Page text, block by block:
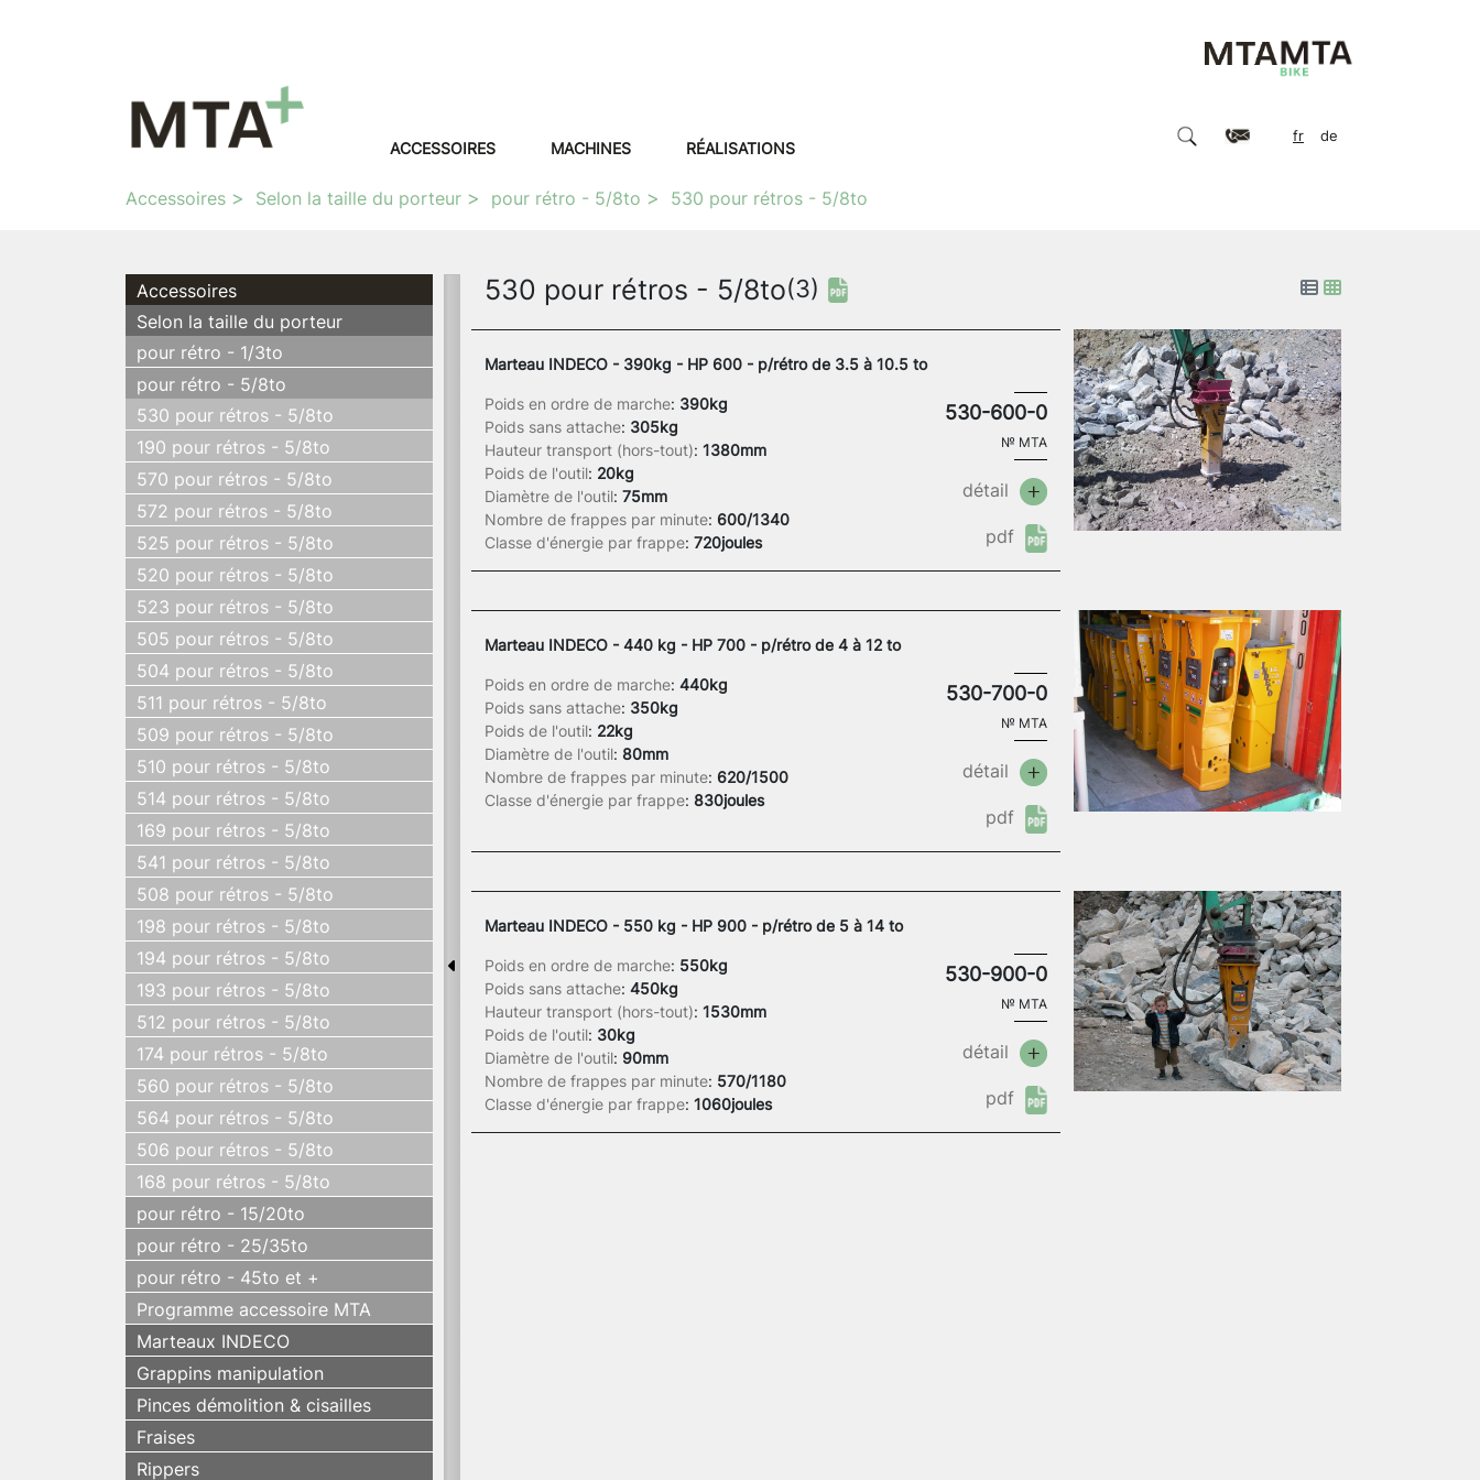
ACCESSOIRES MACHINES RÉALISATIONS
fr de
Accessoires Selon la taille du porteur pour rétro - 5/8to 530 pour rétros - 5/8to
Accessoires
Selon la taille du porteur
pour rétro - 1/3to
pour rétro - 5/8to
530 pour rétros - 5/8to
190 pour rétros - 5/8to
570 pour rétros - 5/8to
572 pour rétros - 5/8to
525 pour rétros - 5/8to
520 pour rétros - 5/8to
523 pour rétros - 5/8to
505 pour rétros - 5/8to
504 pour rétros - 5/8to
511 pour rétros - 5/8to
509 pour rétros - 5/8to
510 pour rétros - 5/8to
514 pour rétros - 5/8to
169 pour rétros - 5/8to
541 pour rétros - 5/8to
508 pour rétros - 5/8to
198 pour rétros - 5/8to
194 pour rétros - 5/8to
193 pour rétros - 5/8to
512 pour rétros - 5/8to
174 pour rétros - 5/8to
560 pour rétros - 5/8to
564 pour rétros - 5/8to
506 pour rétros - 5/8to
168 pour rétros - 5/8to
pour rétro - 15/20to
pour rétro - 25/35to
pour rétro - 45to et +
Programme accessoire MTA
Marteaux INDECO
Grappins manipulation
Pinces démolition & cisailles
Fraises
Rippers
530 pour rétros - 5/8to(3)
Marteau INDECO - 390kg - HP 600 - p/rétro de 3.5 à 10.5 to
Poids en ordre de marche: 390kg
Poids sans attache: 305kg
Hauteur transport (hors-tout): 1380mm
Poids de l'outil: 20kg
Diamètre de l'outil: 75mm
Nombre de frappes par minute: 600/1340
Classe d'énergie par frappe: 720joules
530-600-0
№ MTA
détail
pdf
Marteau INDECO - 440 kg - HP 700 - p/rétro de 4 à 12 to
Poids en ordre de marche: 440kg
Poids sans attache: 350kg
Poids de l'outil: 22kg
Diamètre de l'outil: 80mm
Nombre de frappes par minute: 620/1500
Classe d'énergie par frappe: 830joules
530-700-0
№ MTA
détail
pdf
Marteau INDECO - 550 kg - HP 900 - p/rétro de 5 à 14 to
Poids en ordre de marche: 550kg
Poids sans attache: 450kg
Hauteur transport (hors-tout): 1530mm
Poids de l'outil: 30kg
Diamètre de l'outil: 90mm
Nombre de frappes par minute: 570/1180
Classe d'énergie par frappe: 1060joules
530-900-0
№ MTA
détail
pdf